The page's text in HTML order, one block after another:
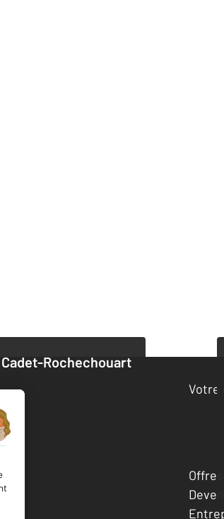
Cadet-Rochechouart
Votre
Offres